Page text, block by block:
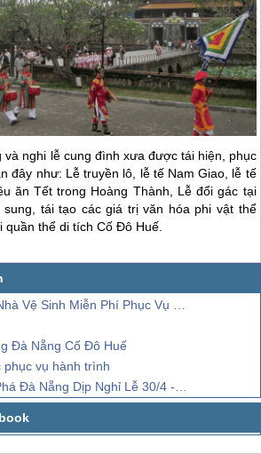
và nghi lễ cung đình xưa được tái hiện, phục
đây như: Lễ truyền lô, lễ tế Nam Giao, lễ tế
ăn Tết trong Hoàng Thành, Lễ đổi gác tại
tái tạo các giá trị văn hóa phi vật thể
quần thể di tích Cố Đô Huế.
Miễn Phí Phục Vụ khách thăm quan
Đà Nẵng Cố Đô Huế
phục vụ hành trình
Đà Nẵng Dịp Nghỉ Lễ 30/4 - 1/5